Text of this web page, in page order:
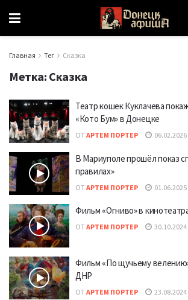
Главная Тег Сказка
Метка: Сказка
Театр кошек Куклачева
«Кото Бум» в Донецке
ОТ АРТЕМ ПОРТЕР 06.02.2026
В Мариуполе прошёл показ
правилах»
ОТ АРТЕМ ПОРТЕР 01.06.2025
Фильм «Огниво» в
ОТ АРТЕМ ПОРТЕР 30.10.2024
Фильм «По щучьему
ДНР
ОТ АРТЕМ ПОРТЕР 23.08.2024